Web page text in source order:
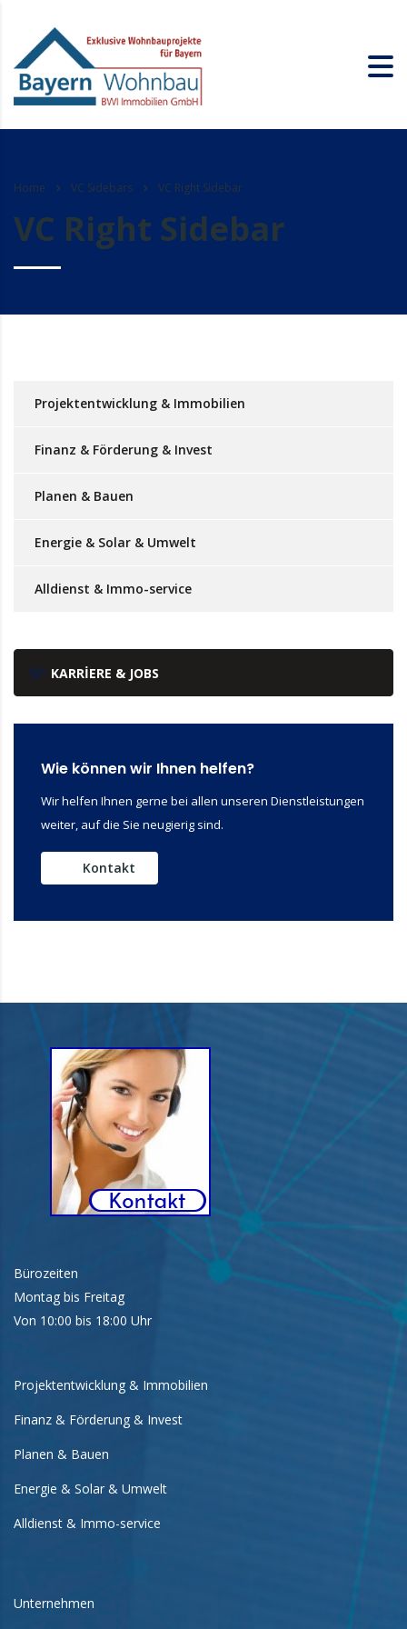
Home VC Sidebars VC Right Sidebar
VC Right Sidebar
Projektentwicklung & Immobilien
Finanz & Förderung & Invest
Planen & Bauen
Energie & Solar & Umwelt
Alldienst & Immo-service
KARRIERE & JOBS
Wie können wir Ihnen helfen?
Wir helfen Ihnen gerne bei allen unseren Dienstleistungen
weiter, auf die Sie neugierig sind.
Kontakt
Bürozeiten
Montag bis Freitag
Von 10:00 bis 18:00 Uhr
Projektentwicklung & Immobilien
Finanz & Förderung & Invest
Planen & Bauen
Energie & Solar & Umwelt
Alldienst & Immo-service
Unternehmen